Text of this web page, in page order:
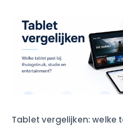
Tablet vergelijken: welke